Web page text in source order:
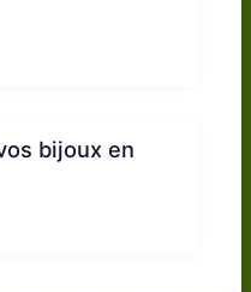
bijoux en